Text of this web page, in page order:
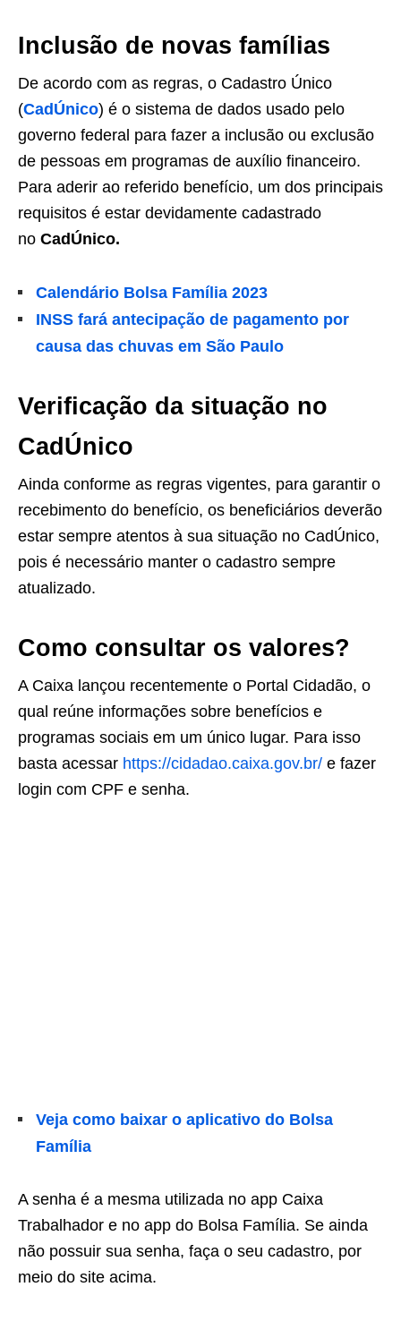
Inclusão de novas famílias
De acordo com as regras, o Cadastro Único
(CadÚnico) é o sistema de dados usado pelo
governo federal para fazer a inclusão ou exclusão
de pessoas em programas de auxílio financeiro.
Para aderir ao referido benefício, um dos principais
requisitos é estar devidamente cadastrado
no CadÚnico.
Calendário Bolsa Família 2023
INSS fará antecipação de pagamento por
causa das chuvas em São Paulo
Verificação da situação no
CadÚnico
Ainda conforme as regras vigentes, para garantir o
recebimento do benefício, os beneficiários deverão
estar sempre atentos à sua situação no CadÚnico,
pois é necessário manter o cadastro sempre
atualizado.
Como consultar os valores?
A Caixa lançou recentemente o Portal Cidadão, o
qual reúne informações sobre benefícios e
programas sociais em um único lugar. Para isso
basta acessar https://cidadao.caixa.gov.br/ e fazer
login com CPF e senha.
Veja como baixar o aplicativo do Bolsa
Família
A senha é a mesma utilizada no app Caixa
Trabalhador e no app do Bolsa Família. Se ainda
não possuir sua senha, faça o seu cadastro, por
meio do site acima.